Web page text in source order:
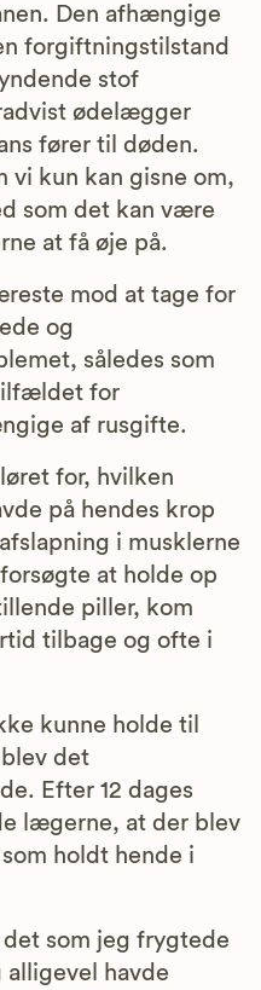
Den afhængige
forgiftningstilstand
stof
ødelægger
fører til døden.
vi kun kan gisne om,
som det kan være
at få øje på.
mod at tage for
og
således som
for
af rusgifte.
for, hvilken
på hendes krop
i musklerne
at holde op
piller, kom
tilbage og ofte i
kunne holde til
det
Efter 12 dages
lægerne, at der blev
holdt hende i
som jeg frygtede
alligevel havde